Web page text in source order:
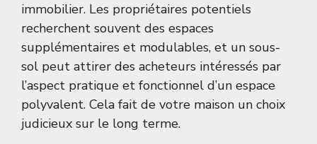
immobilier. Les propriétaires potentiels
recherchent souvent des espaces
supplémentaires et modulables, et un sous-
sol peut attirer des acheteurs intéressés par
l’aspect pratique et fonctionnel d’un espace
polyvalent. Cela fait de votre maison un choix
judicieux sur le long terme.